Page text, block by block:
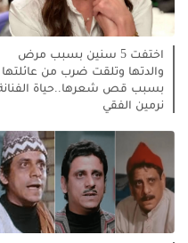
اختفت 5 سنين بسبب مرض
والدتها وتلقت ضرب من عائلتها
بسبب قص شعرها..حياة
نرمين الفقي